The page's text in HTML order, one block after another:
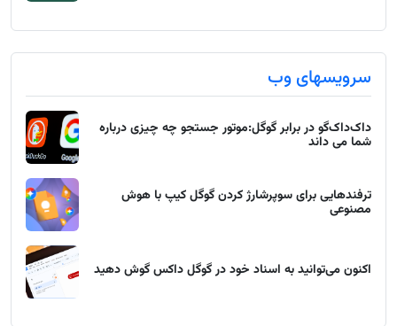
سرویسهای وب
داک‌داک‌گو در برابر گوگل:موتور جستجو چه چیزی درباره
شما می داند
ترفندهایی برای سوپرشارژ کردن گوگل کیپ با هوش
مصنوعی
اکنون می‌توانید به اسناد خود در گوگل داکس گوش دهید